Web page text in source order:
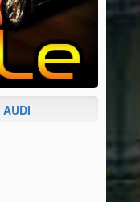
AUDI